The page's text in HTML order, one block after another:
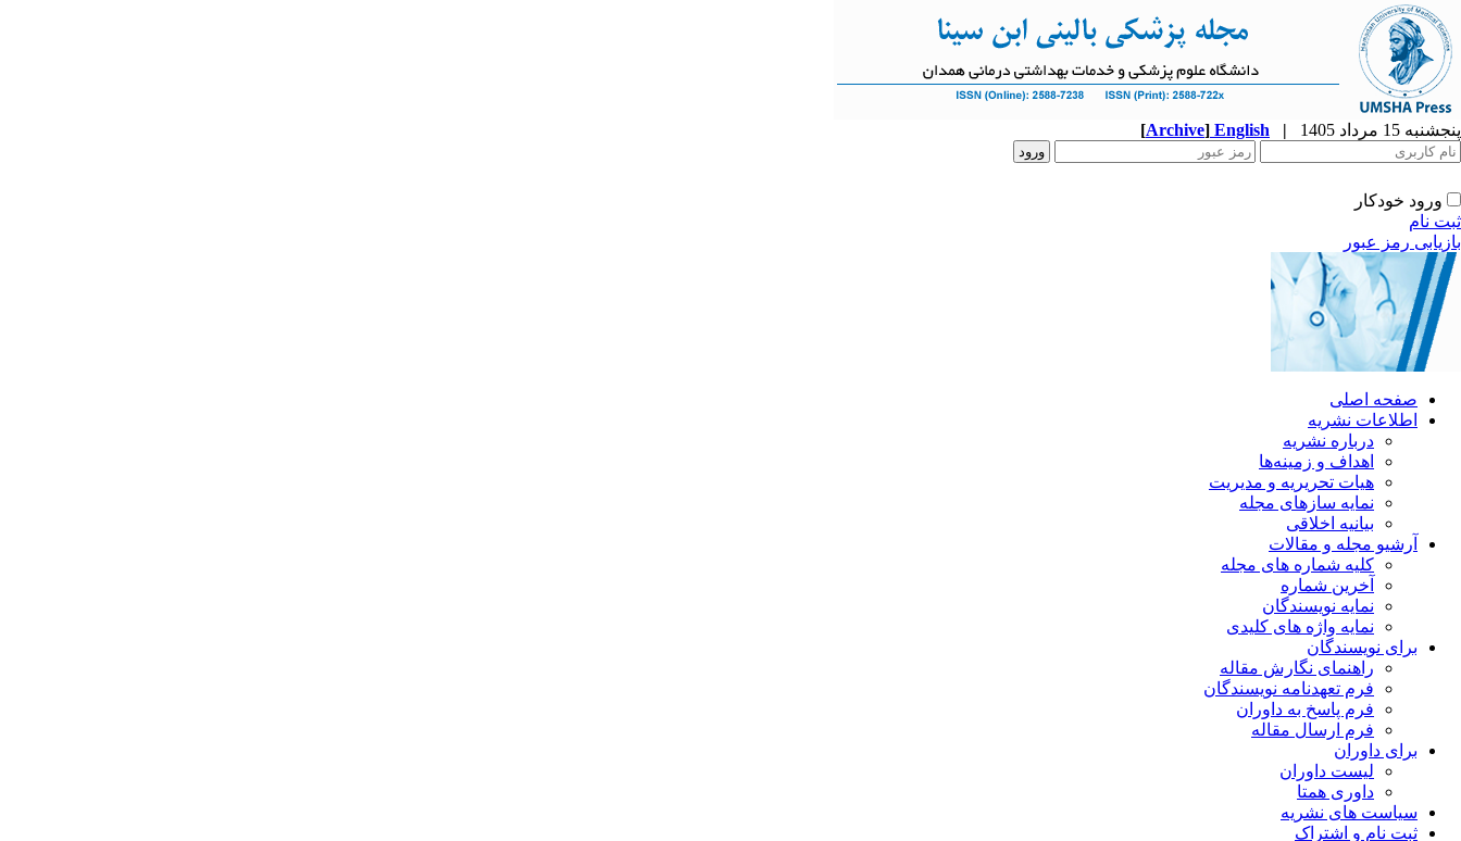
پنجشنبه 15 مرداد 1405 |
English
[Archive]
ورود خودکار
ثبت نام
بازیابی رمز عبور
صفحه اصلی
اطلاعات نشریه
درباره نشریه
اهداف و زمینه‌ها
هیات تحریریه و مدیریت
نمایه سازهای مجله
بیانیه اخلاقی
آرشیو مجله و مقالات
کلیه شماره های مجله
آخرین شماره
نمایه نویسندگان
نمایه واژه های کلیدی
برای نویسندگان
راهنمای نگارش مقاله
فرم تعهدنامه نویسندگان
فرم پاسخ به داوران
فرم ارسال مقاله
برای داوران
لیست داوران
داوری همتا
سیاست های نشریه
ثبت نام و اشتراک